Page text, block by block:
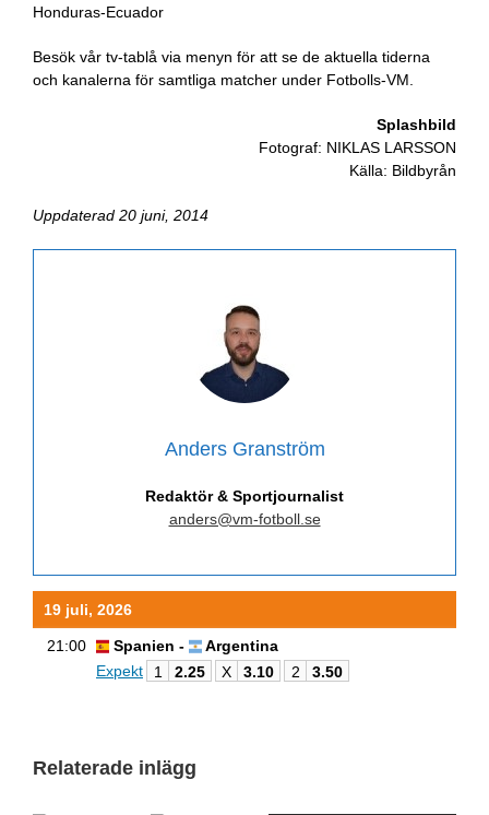
Honduras-Ecuador
Besök vår tv-tablå via menyn för att se de aktuella tiderna
och kanalerna för samtliga matcher under Fotbolls-VM.
Splashbild
Fotograf: NIKLAS LARSSON
Källa: Bildbyrån
Uppdaterad 20 juni, 2014
Anders Granström
Redaktör & Sportjournalist
anders@vm-fotboll.se
19 juli, 2026
21:00 Spanien -
Argentina
Expekt
1 2.25 X 3.10 2 3.50
Relaterade inlägg